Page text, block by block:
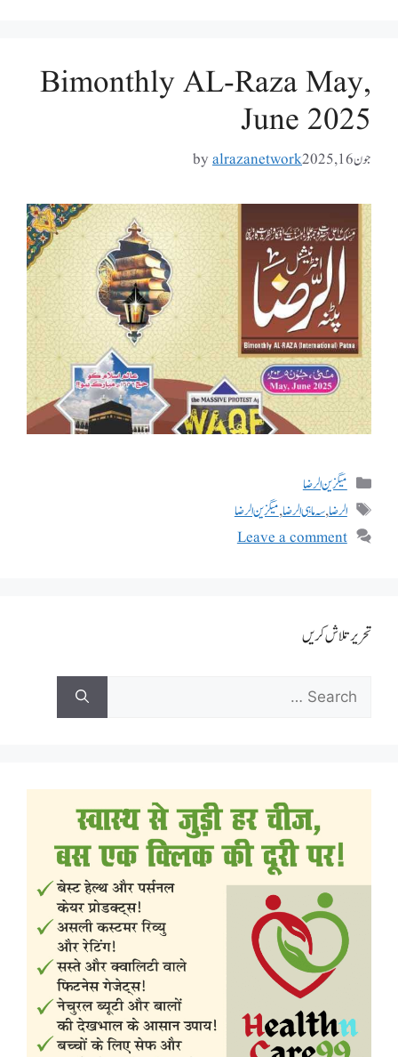
Bimonthly AL-Raza May,
June 2025
جون 16, 2025 byalrazanetwork
میگزین الرضا
الرضا,سہ ماہی الرضا,میگزین الرضا
Leave a comment
تحریر تلاش کریں